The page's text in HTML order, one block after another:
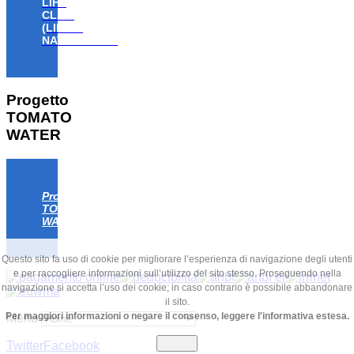
CLAW
(LIFE18
NAT/IT/000806)
Progetto
TOMATO
WATER
Progetto
TOMATO
WATER
Menu
TwitterFacebook
Questo sito fa uso di cookie per migliorare l’esperienza di navigazione degli utenti
e per raccogliere informazioni sull’utilizzo del sito stesso. Proseguendo nella
navigazione si accetta l’uso dei cookie; in caso contrario è possibile abbandonare
il sito.
Per maggiori informazioni o negare il consenso, leggere l'informativa estesa.